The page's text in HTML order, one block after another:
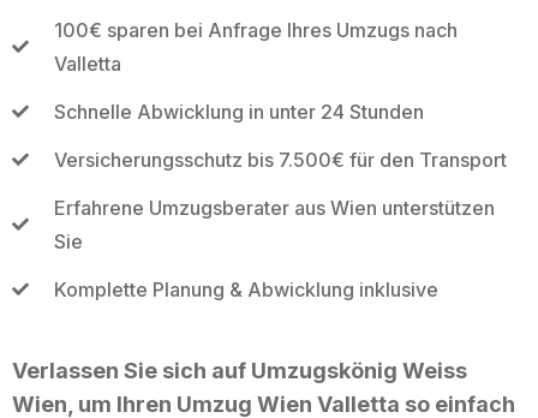
100€ sparen bei Anfrage Ihres Umzugs nach
Valletta
Schnelle Abwicklung in unter 24 Stunden
Versicherungsschutz bis 7.500€ für den Transport
Erfahrene Umzugsberater aus Wien unterstützen
Sie
Komplette Planung & Abwicklung inklusive
Verlassen Sie sich auf Umzugskönig Weiss
Wien, um Ihren Umzug Wien Valletta so einfach